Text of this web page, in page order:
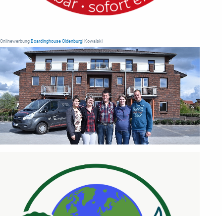
Onlinewerbung Boardinghouse Oldenburg | Kowalski